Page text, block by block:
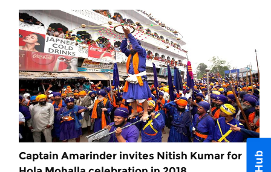
Captain Amarinder invites Nitish Kumar for